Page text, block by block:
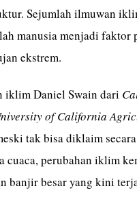
Sejumlah ilmuwan
manusia menjadi faktor
ekstrem.
iklim Daniel Swain dari
of California
tak bisa diklaim
cuaca, perubahan iklim
banjir besar yang kini